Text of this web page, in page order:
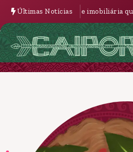
Últimas Notícias
judicial e imobiliária que tenta